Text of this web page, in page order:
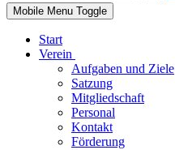
Mobile Menu Toggle
Start
Verein
Aufgaben und Ziele
Satzung
Mitgliedschaft
Personal
Kontakt
Förderung